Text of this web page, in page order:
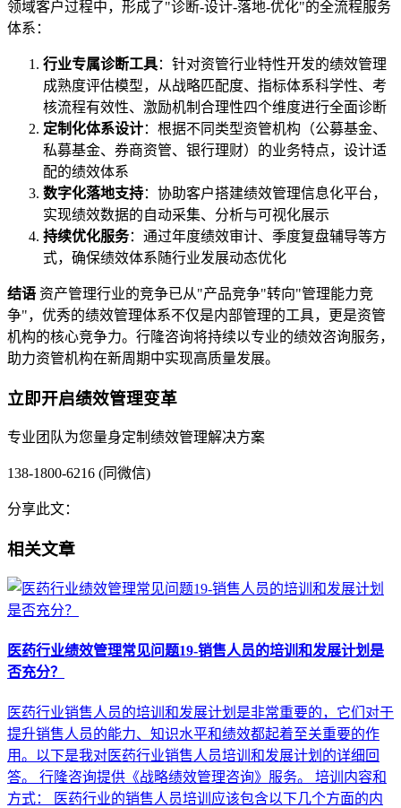
领域客户过程中，形成了"诊断-设计-落地-优化"的全流程服务
体系：
行业专属诊断工具：针对资管行业特性开发的绩效管理
成熟度评估模型，从战略匹配度、指标体系科学性、考
核流程有效性、激励机制合理性四个维度进行全面诊断
定制化体系设计：根据不同类型资管机构（公募基金、
私募基金、券商资管、银行理财）的业务特点，设计适
配的绩效体系
数字化落地支持：协助客户搭建绩效管理信息化平台，
实现绩效数据的自动采集、分析与可视化展示
持续优化服务：通过年度绩效审计、季度复盘辅导等方
式，确保绩效体系随行业发展动态优化
结语 资产管理行业的竞争已从"产品竞争"转向"管理能力竞
争"，优秀的绩效管理体系不仅是内部管理的工具，更是资管
机构的核心竞争力。行隆咨询将持续以专业的绩效咨询服务，
助力资管机构在新周期中实现高质量发展。
立即开启绩效管理变革
专业团队为您量身定制绩效管理解决方案
138-1800-6216 (同微信)
分享此文：
相关文章
医药行业绩效管理常见问题19-销售人员的培训和发展计划是
否充分？
医药行业销售人员的培训和发展计划是非常重要的，它们对于
提升销售人员的能力、知识水平和绩效都起着至关重要的作
用。以下是我对医药行业销售人员培训和发展计划的详细回
答。 行隆咨询提供《战略绩效管理咨询》服务。 培训内容和
方式： 医药行业的销售人员培训应该包含以下几个方面的内